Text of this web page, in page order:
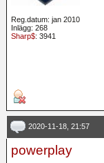
Reg.datum: jan 2010
Inlägg: 268
Sharp$: 3941
2020-11-18, 21:57
powerplay